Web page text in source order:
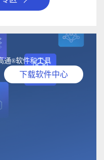
通®软件和工具
下载软件中心